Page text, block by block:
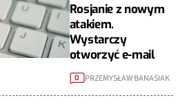
Rosjanie z nowym
atakiem.
Wystarczy
otworzyć e-mail
0 PRZEMYSŁAW BANASIAK